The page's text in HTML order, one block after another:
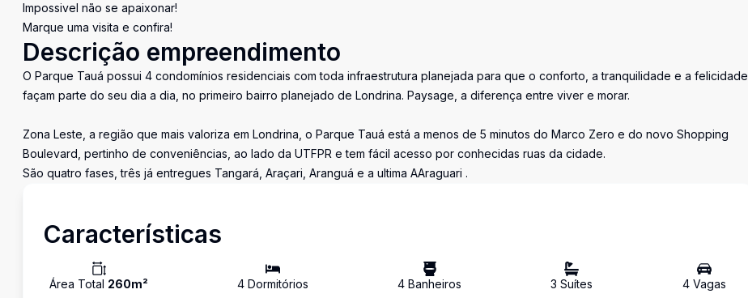
Impossivel não se apaixonar!
Marque uma visita e confira!
Descrição empreendimento
O Parque Tauá possui 4 condomínios residenciais com toda infraestrutura planejada para que o conforto, a tranquilidade e a felicidade
façam parte do seu dia a dia, no primeiro bairro planejado de Londrina. Paysage, a diferença entre viver e morar.
Zona Leste, a região que mais valoriza em Londrina, o Parque Tauá está a menos de 5 minutos do Marco Zero e do novo Shopping
Boulevard, pertinho de conveniências, ao lado da UTFPR e tem fácil acesso por conhecidas ruas da cidade.
São quatro fases, três já entregues Tangará, Araçari, Aranguá e a ultima AAraguari .
Características
Área Total 260m² 4 Dormitórios 4 Banheiros 3 Suítes 4Vagas